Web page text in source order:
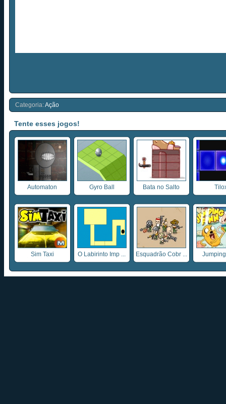
Categoria:Ação
Tente esses jogos!
Automaton Gyro Ball Bata no Salto
Sim Taxi O Labirinto Imp ... Esquadrão Cobr ...